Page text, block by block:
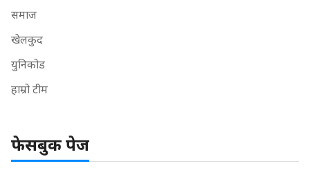
समाज
खेलकुद
युनिकोड
हाम्रो टीम
फेसबुक पेज